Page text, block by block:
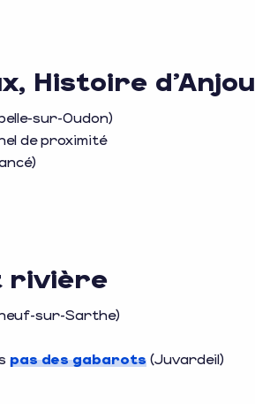
Histoire d’Anjou
sur-Oudon)
de proximité
rivière
sur-Sarthe)
pas des gabarots (Juvardeil)